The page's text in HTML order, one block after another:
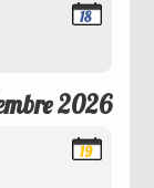
18
2026
19